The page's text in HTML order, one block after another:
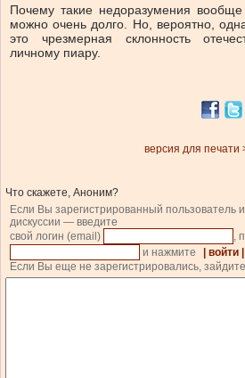
Почему такие недоразумения
можно очень долго. Но, вероятно,
это чрезмерная склонность
личному пиару.
версия для печати
Что скажете, Аноним?
Если Вы зарегистрированный пользователь и
дискуссии — введите
свой логин (email)
,
и нажмите
| войти |
Если Вы еще не зарегистрировались,